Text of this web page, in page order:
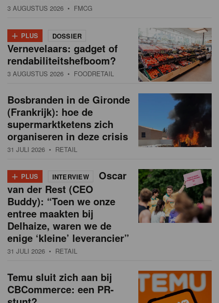
3 AUGUSTUS 2026 • FMCG
+ PLUS DOSSIER
Vernevelaars: gadget of
rendabiliteitshefboom?
3 AUGUSTUS 2026 • FOODRETAIL
Bosbranden in de Gironde
(Frankrijk): hoe de
supermarktketens zich
organiseren in deze crisis
31 JULI 2026 • RETAIL
+ PLUS INTERVIEW
Oscar
van der Rest (CEO
Buddy): “Toen we onze
entree maakten bij
Delhaize, waren we de
enige ‘kleine’ leverancier”
31 JULI 2026 • RETAIL
Temu sluit zich aan bij
CBCommerce: een PR-